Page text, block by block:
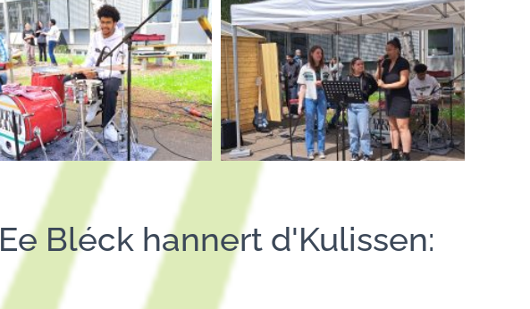
Ee Bléck hannert d'Kulissen: